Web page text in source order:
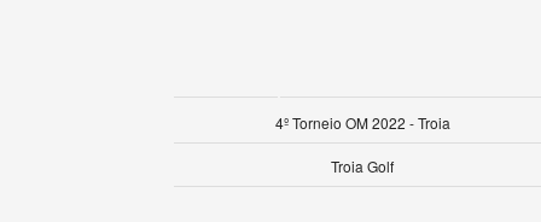
4º Torneio OM 2022 - Troia
Troia Golf